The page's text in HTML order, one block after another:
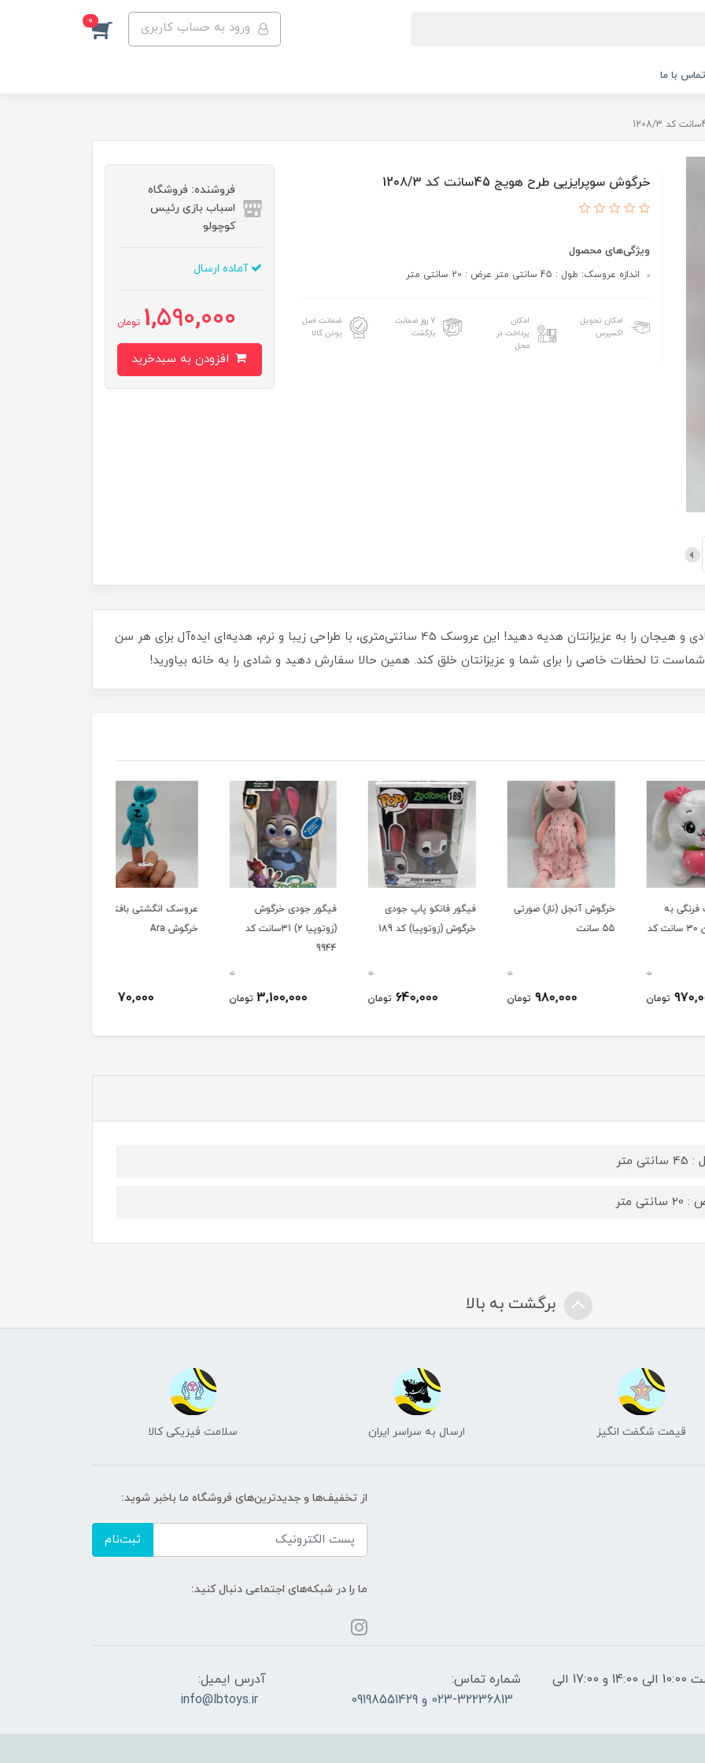
ورود به حساب کاربری 0
تماس با ما
خرگوش سوپرایزيی طرح هویج 45سانت کد 1208/3
ویژگی‌های محصول
اندازه عروسک: طول : 45 سانتی متر عرض : 20 سانتی متر
امکان تحویل
اکسپرس
امکان
پرداخت در
محل
۷ روز ضمانت
بازگشت
ضمانت اصل
بودن کالا
فروشنده: فروشگاه
اسباب بازی رئیس
کوچولو
آماده ارسال
1,590,000 تومان
با خرگوش سوپرایزی طرح هویج، لحظاتی پر از شادی و هیجان را به عزیزانتان هدیه دهید! این عروسک 45 سانتی‌متری، با طراحی زیبا و نرم، هدیه‌ای ایده‌آل برای هر سن
سانت کد
خرگوش آنجل (ناز) صورتی
55 سانت
980,000 تومان
فیگور فانکو پاپ جودی
خرگوش (زوتوپیا) کد 189
640,000 تومان
فیگور جودی خرگوش
(زوتوپیا 2) 31سانت کد
3,100,000 تومان
عروسک انگشتی بافتنی
تومان
متر
متر
برگشت به بالا
قیمت شگفت انگیز ارسال به سراسر ایران سلامت فیزیکی کالا
از تخفیف‌ها و جدیدترین‌های فروشگاه ما باخبر شوید:
ثبت‌نام
ما را در شبکه‌های اجتماعی دنبال کنید:
ساعات پاسخگویی: فقط روزهای غیر تعطیل از ساعت 10:00 الی 14:00 و 17:00 الی
شماره تماس:
023-32236813 و 09198551429
آدرس ایمیل:
info@lbtoys.ir